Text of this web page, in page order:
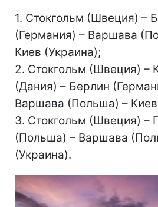
1. Стокгольм (Швеция) –
(Германия) – Варшава
Киев (Украина);
2. Стокгольм (Швеция) –
(Дания) – Берлин
Варшава (Польша) –
3. Стокгольм (Швеция) –
(Польша) – Варшава
(Украина).